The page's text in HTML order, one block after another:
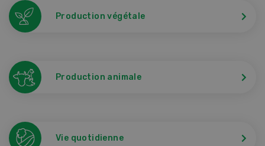
Production végétale
Production animale
Vie quotidienne